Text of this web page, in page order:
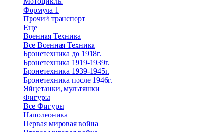
Формула 1
Прочий транспорт
Еще
Военная Техника
Все Военная Техника
Бронетехника до 1918г.
Бронетехника 1919-1939г.
Бронетехника 1939-1945г.
Бронетехника после 1946г.
Яйцетанки, мультяшки
Фигуры
Все Фигуры
Наполеоника
Первая мировая война